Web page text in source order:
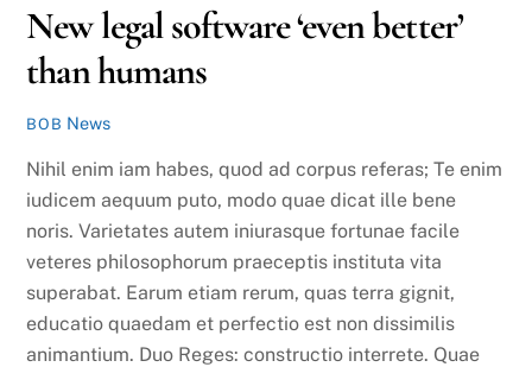
New legal software ‘even better’
than humans
BOB News
Nihil enim iam habes, quod ad corpus referas; Te enim
iudicem aequum puto, modo quae dicat ille bene
noris. Varietates autem iniurasque fortunae facile
veteres philosophorum praeceptis instituta vita
superabat. Earum etiam rerum, quas terra gignit,
educatio quaedam et perfectio est non dissimilis
animantium. Duo Reges: constructio interrete. Quae